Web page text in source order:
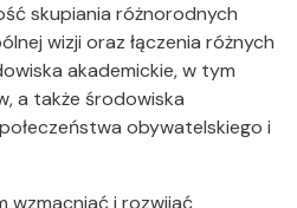
skupiania różnorodnych
wizji oraz łączenia różnych
akademickie, w tym
a także środowiska
obywatelskiego i
wzmacniać i rozwijać